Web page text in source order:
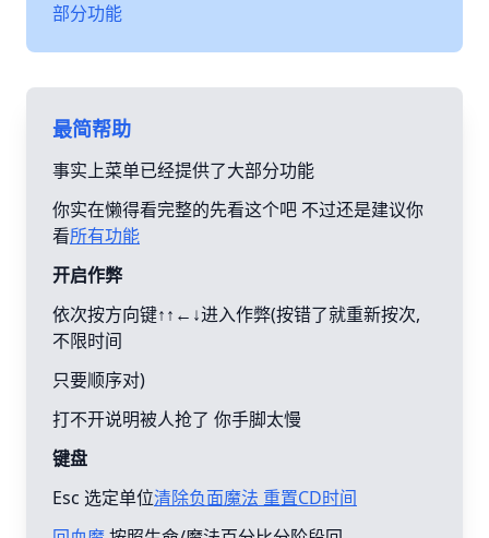
部分功能
最简帮助
事实上菜单已经提供了大部分功能
你实在懒得看完整的先看这个吧 不过还是建议你
看所有功能
开启作弊
依次按方向键↑↑←↓进入作弊(按错了就重新按次,
不限时间
只要顺序对)
打不开说明被人抢了 你手脚太慢
键盘
Esc 选定单位清除负面魔法 重置CD时间